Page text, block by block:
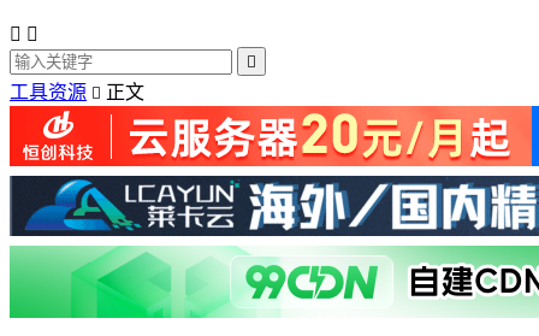
 

工具资源  正文